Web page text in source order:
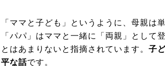
「ママと子ども」というように、母親は
「パパ」はママと一緒に「両親」として
とはあまりないと指摘されています。 子
平な話です。